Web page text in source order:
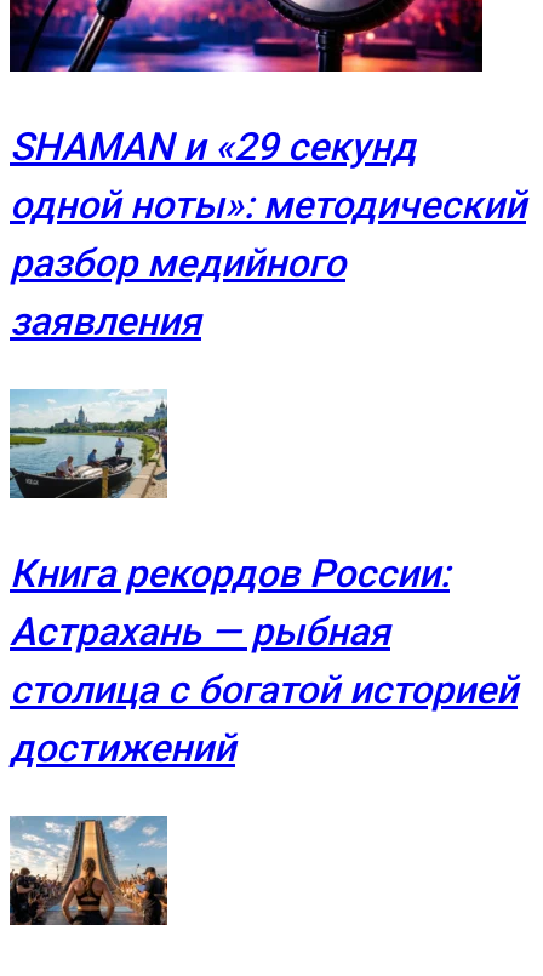
SHAMAN и «29 секунд
одной ноты»: методический
разбор медийного
заявления
Книга рекордов России:
Астрахань — рыбная
столица с богатой историей
достижений